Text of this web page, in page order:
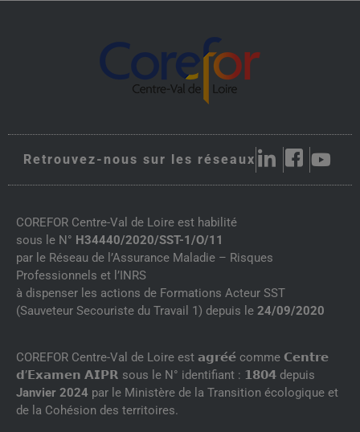
Retrouvez-nous sur les réseaux
COREFOR Centre-Val de Loire est habilité
sous le N° H34440/2020/SST-1/O/11
par le Réseau de l’Assurance Maladie – Risques
Professionnels et l’INRS
à dispenser les actions de Formations Acteur SST
(Sauveteur Secouriste du Travail 1) depuis le 24/09/2020
COREFOR Centre-Val de Loire est 𝗮𝗴𝗿𝗲́𝗲́ comme 𝗖𝗲𝗻𝘁𝗿𝗲
𝗱’𝗘𝘅𝗮𝗺𝗲𝗻 𝗔𝗜𝗣𝗥 sous le N° identifiant : 𝟭𝟴𝟬𝟰 depuis
Janvier 2024 par le Ministère de la Transition écologique et
de la Cohésion des territoires.